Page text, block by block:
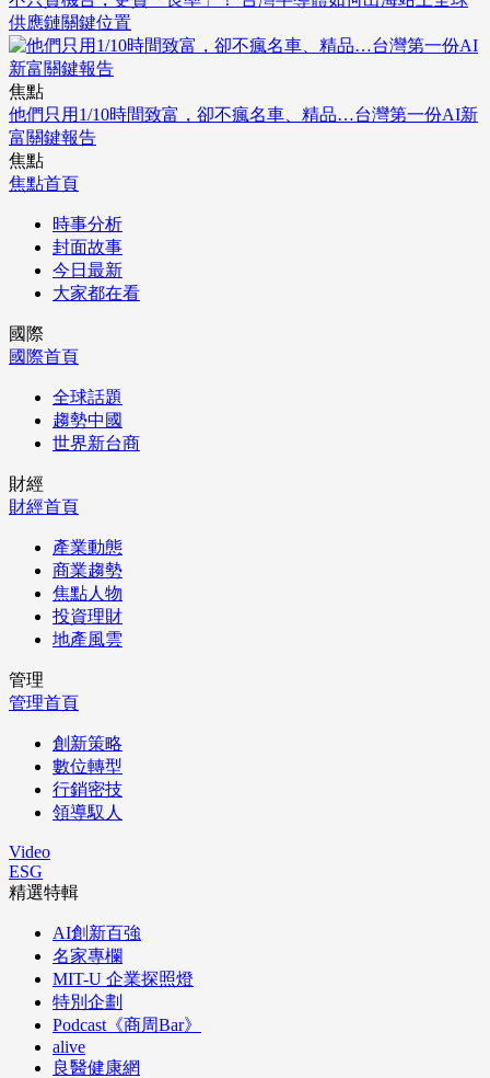
供應鏈關鍵位置
焦點
他們只用1/10時間致富，卻不瘋名車、精品…台灣第一份AI新
富關鍵報告
焦點
焦點首頁
時事分析
封面故事
今日最新
大家都在看
國際
國際首頁
全球話題
趨勢中國
世界新台商
財經
財經首頁
產業動態
商業趨勢
焦點人物
投資理財
地產風雲
管理
管理首頁
創新策略
數位轉型
行銷密技
領導馭人
Video
ESG
精選特輯
AI創新百強
名家專欄
MIT-U 企業探照燈
特別企劃
Podcast《商周Bar》
alive
良醫健康網